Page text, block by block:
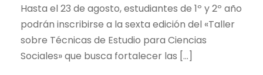
Hasta el 23 de agosto, estudiantes de 1º y 2º año
podrán inscribirse a la sexta edición del «Taller
sobre Técnicas de Estudio para Ciencias
Sociales» que busca fortalecer las […]